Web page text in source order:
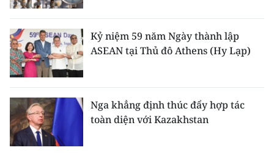
Kỷ niệm 59 năm Ngày thành lập
ASEAN tại Thủ đô Athens (Hy Lạp)
Nga khẳng định thúc đẩy hợp tác
toàn diện với Kazakhstan